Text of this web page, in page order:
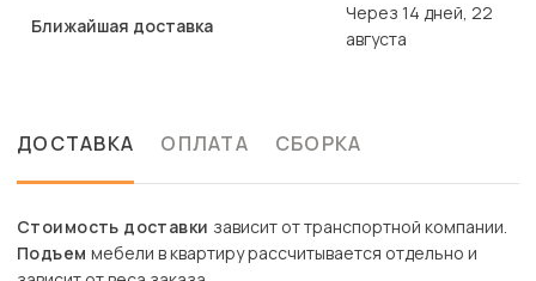
Ближайшая доставка
Через 14 дней, 22
августа
ДОСТАВКА ОПЛАТА СБОРКА
Стоимость доставки зависит от транспортной компании.
Подъем мебели в квартиру рассчитывается отдельно и